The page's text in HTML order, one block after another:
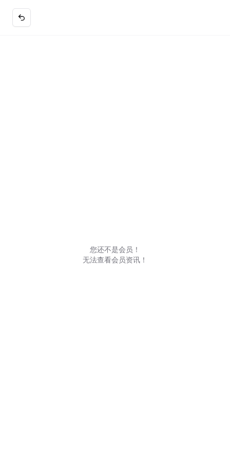
您还不是会员！
无法查看会员资讯！